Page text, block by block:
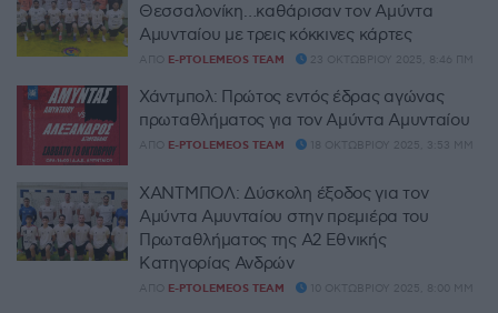
Θεσσαλονίκη…καθάρισαν τον Αμύντα
Αμυνταίου με τρεις κόκκινες κάρτες
ΑΠΌ E-PTOLEMEOS TEAM 23 ΟΚΤΩΒΡΊΟΥ 2025, 8:46 ΠΜ
Χάντμπολ: Πρώτος εντός έδρας αγώνας
πρωταθλήματος για τον Αμύντα Αμυνταίου
ΑΠΌ E-PTOLEMEOS TEAM 18 ΟΚΤΩΒΡΊΟΥ 2025, 3:53 ΜΜ
ΧΑΝΤΜΠΟΛ: Δύσκολη έξοδος για τον
Αμύντα Αμυνταίου στην πρεμιέρα του
Πρωταθλήματος της Α2 Εθνικής
Κατηγορίας Ανδρών
ΑΠΌ E-PTOLEMEOS TEAM 10 ΟΚΤΩΒΡΊΟΥ 2025, 8:00 ΜΜ